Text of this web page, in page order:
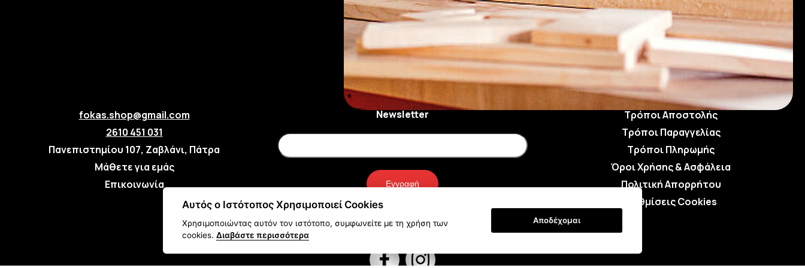
fokas.shop@gmail.com
2610 451 031
Πανεπιστημίου 107, Ζαβλάνι, Πάτρα
Μάθετε για εμάς
Επικοινωνία
Newsletter
Εγγραφή
Τρόποι Αποστολής
Τρόποι Παραγγελίας
Τρόποι Πληρωμής
Όροι Χρήσης & Ασφάλεια
Πολιτική Απορρήτου
Ρυθμίσεις Cookies
Αυτός ο Ιστότοπος Χρησιμοποιεί Cookies
Χρησιμοποιώντας αυτόν τον ιστότοπο, συμφωνείτε με τη χρήση των
cookies. Διαβάστε περισσότερα
Αποδέχομαι